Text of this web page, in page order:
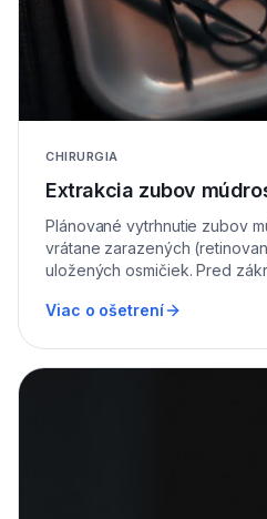
CHIRURGIA
Extrakcia zubov
Plánované vytrhnutie zubov
vrátane zarazených
uložených osmičiek. Pred
Viac o ošetrení